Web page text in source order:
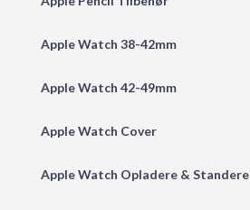
Apple Watch 38-42mm
Apple Watch 42-49mm
Apple Watch Cover
Apple Watch Opladere & Standere